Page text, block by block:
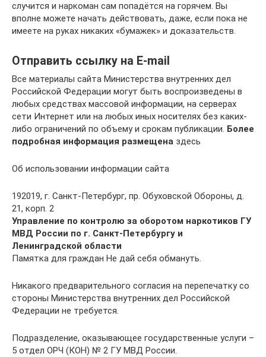
случится и наркоман сам попадётся на горячем. Вы
вполне можете начать действовать, даже, если пока не
имеете на руках никаких «бумажек» и доказательств.
Отправить ссылку на E-mail
Все материалы сайта Министерства внутренних дел
Российской Федерации могут быть воспроизведены в
любых средствах массовой информации, на серверах
сети Интернет или на любых иных носителях без каких-
либо ограничений по объему и срокам публикации. Более
подробная информация размещена здесь
Об использовании информации сайта
192019, г. Санкт-Петербург, пр. Обуховской Обороны, д.
21, корп. 2
Управление по контролю за оборотом наркотиков ГУ
МВД России по г. Санкт-Петербургу и
Ленинградской области
Памятка для граждан Не дай себя обмануть.
Никакого предварительного согласия на перепечатку со
стороны Министерства внутренних дел Российской
Федерации не требуется.
Подразделение, оказывающее государственные услуги –
5 отдел ОРЧ (КОН) № 2 ГУ МВД России.